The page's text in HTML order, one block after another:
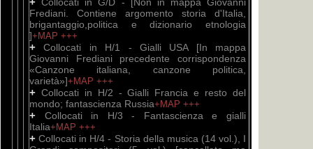
Frediani. Contiene argomento storia d'Italia,
brigantaggio,politica e dizionario etnologia
]+MAP +++
+Collocati in H/1 - Gialli USA [In mappa
Giovanni Frediani precedente corrispondenza
«Canzone italiana, canzone politica,
varietà»]+MAP +++
+ Collocati in H/2 - Gialli Francia e resto del
mondo; fantascienza Russia+MAP +++
+ Collocati in H/3 - Fantascienza e gialli
Italia+MAP +++
+Collocati in H/4 - Storia della musica (14 vol.), I